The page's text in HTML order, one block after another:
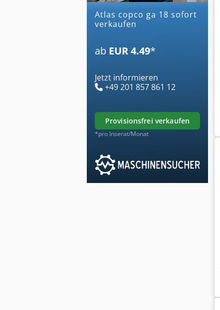
atlas copco ga 18 sofort
verkaufen
ab EUR 4.49*
Jetzt informieren
+49 201 857 861 12
provisionsfrei verkaufen
*pro Inserat/Monat